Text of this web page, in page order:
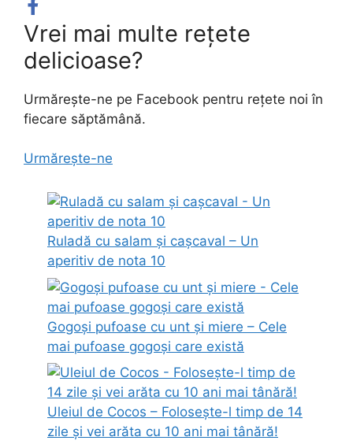
Vrei mai multe rețete
delicioase?
Urmărește-ne pe Facebook pentru rețete noi în
fiecare săptămână.
Urmărește-ne
Ruladă cu salam și cașcaval – Un
aperitiv de nota 10
Gogoși pufoase cu unt și miere – Cele
mai pufoase gogoși care există
Uleiul de Cocos – Folosește-l timp de 14
zile și vei arăta cu 10 ani mai tânără!